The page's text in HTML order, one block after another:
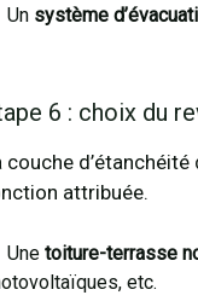
Un système
6 : choix du
couche
attribuée.
Une toiture-terrasse
etc.